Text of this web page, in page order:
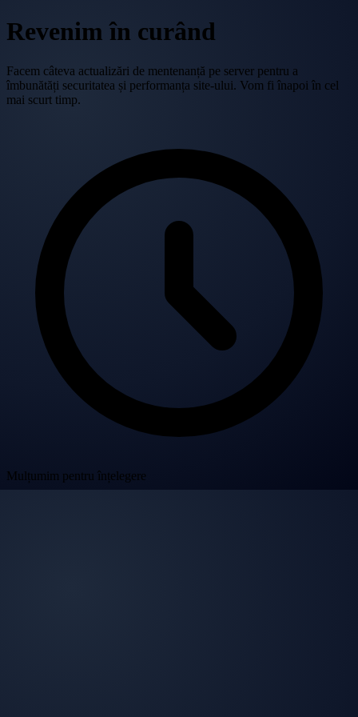
Revenim în curând
Facem câteva actualizări de mentenanță pe server pentru a
îmbunătăți securitatea și performanța site-ului. Vom fi înapoi în cel
mai scurt timp.
Mulțumim pentru înțelegere